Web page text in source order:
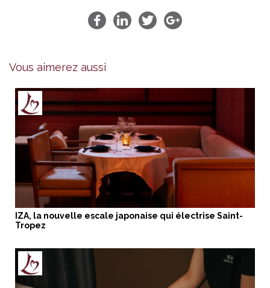
Vous aimerez aussi
IZA, la nouvelle escale japonaise qui électrise Saint-
Tropez